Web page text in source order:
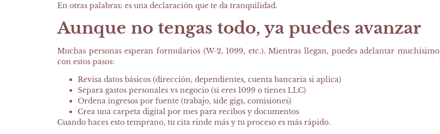
En otras palabras: es una declaración que te da tranquilidad.
Aunque no tengas todo, ya puedes avanzar
Muchas personas esperan formularios (W-2, 1099, etc.). Mientras llegan, puedes adelantar muchísimo
con estos pasos:
Revisa datos básicos (dirección, dependientes, cuenta bancaria si aplica)
Separa gastos personales vs negocio (si eres 1099 o tienes LLC)
Ordena ingresos por fuente (trabajo, side gigs, comisiones)
Crea una carpeta digital por mes para recibos y documentos
Cuando haces esto temprano, tu cita rinde más y tu proceso es más rápido.